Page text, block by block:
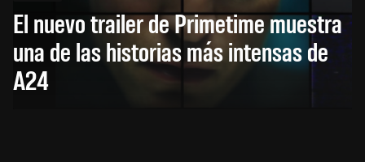
El nuevo trailer de Primetime muestra
una de las historias más intensas de
A24